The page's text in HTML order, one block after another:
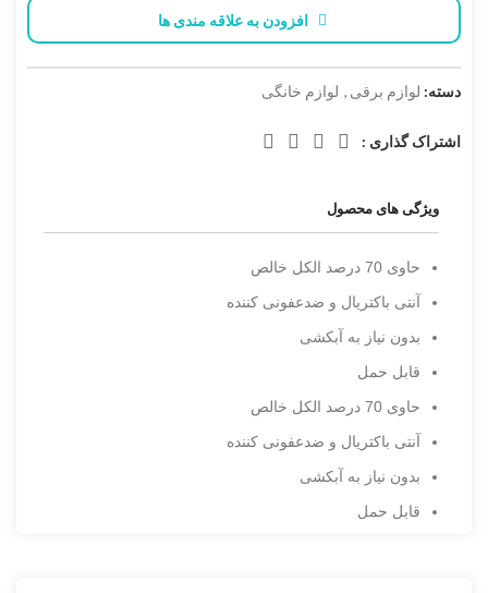
افزودن به علاقه مندی ها
دسته: لوازم برقی , لوازم خانگی
اشتراک گذاری :
ویژگی های محصول
حاوی 70 درصد الکل خالص
آنتی باکتریال و ضدعفونی کننده
بدون نیاز به آبکشی
قابل حمل
حاوی 70 درصد الکل خالص
آنتی باکتریال و ضدعفونی کننده
بدون نیاز به آبکشی
قابل حمل